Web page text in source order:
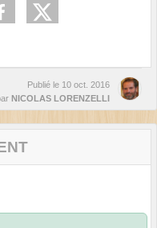
Publié le 10 oct. 2016
NICOLAS LORENZELLI